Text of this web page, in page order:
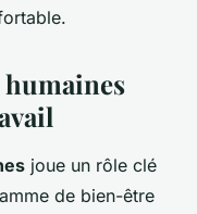
humaines
joue un rôle clé
de bien-être